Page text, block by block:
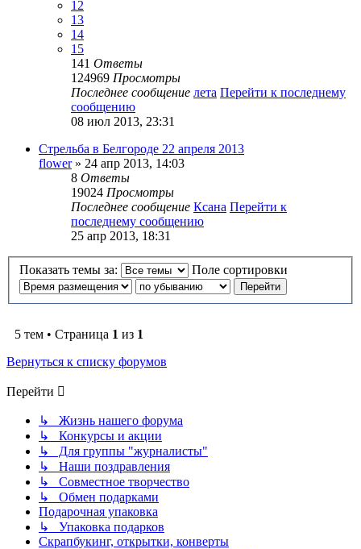
12
13
14
15
141 Ответы
124969 Просмотры
Последнее сообщение лета Перейти к последнему
сообщению
08 июл 2013, 23:31
Стрельба в Белгороде 22 апреля 2013
flower» 24 апр 2013, 14:03
8 Ответы
19024 Просмотры
Последнее сообщение Ксана Перейти к
последнему сообщению
25 апр 2013, 18:31
Показать темы за: Поле сортировки
5 тем • Страница 1 из 1
Вернуться к списку форумов
Перейти
↳ Жизнь нашего форума
↳ Конкурсы и акции
↳ Для группы "журналисты"
↳ Наши поздравления
↳ Совместное творчество
↳ Обмен подарками
Подарочная упаковка
↳ Упаковка подарков
Скрапбукинг, открытки, конверты